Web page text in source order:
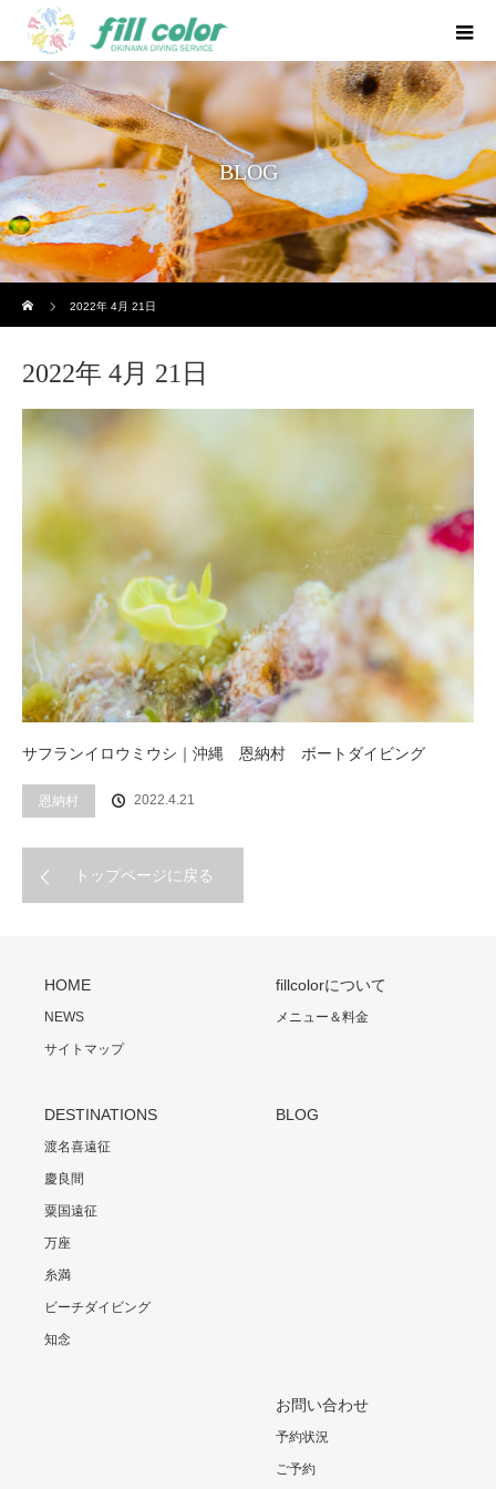
BLOG
2022年 4月 21日
2022年 4月 21日
サフランイロウミウシ｜沖縄 恩納村 ボートダイビング
恩納村 2022.4.21
トップページに戻る
HOME
NEWS
サイトマップ
fillcolorについて
メニュー＆料金
DESTINATIONS
渡名喜遠征
慶良間
粟国遠征
万座
糸満
ビーチダイビング
知念
BLOG
お問い合わせ
予約状況
ご予約